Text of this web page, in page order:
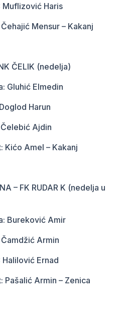
Haris
Mensur – Kakanj
ČELIK (nedelja)
Elmedin
Harun
Ajdin
– Kakanj
FK RUDAR K (nedelja u
Amir
Armin
Ernad
Armin – Zenica